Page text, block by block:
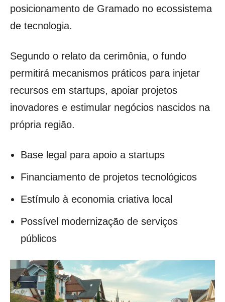
posicionamento de Gramado no ecossistema
de tecnologia.
Segundo o relato da cerimônia, o fundo
permitirá mecanismos práticos para injetar
recursos em startups, apoiar projetos
inovadores e estimular negócios nascidos na
própria região.
Base legal para apoio a startups
Financiamento de projetos tecnológicos
Estímulo à economia criativa local
Possível modernização de serviços
públicos